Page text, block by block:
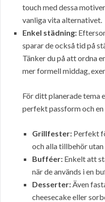
touch med dessa
vanliga vita alternativet.
Enkel städning:
sparar de också tid på
Tänker du på att ordna
mer formell middag,
För ditt planerade tema
perfekt passform och
Grillfester: Perfekt
och alla tillbehör
Bufféer: Enkelt att
när de används i en
Desserter:Även
cheesecake eller